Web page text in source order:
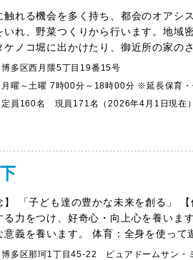
触れる機会を多く持ち、都会のオアシ
いれ、野菜つくりから行います。地域
ケノコ堀に出かけたり、御近所の家の
博多区西月隈5丁目19番15号
月曜～土曜 7時00分～18時00分 ※延長保育・
定員160名 現員171名（2026年4月1日現在）
】 「子ども達の豊かな未来を創る」
る力をつけ、好奇心・向上心を養いま
意義を養います。 体育：全身を使って
博多区那珂1丁目45-22 ピュアドームサン・